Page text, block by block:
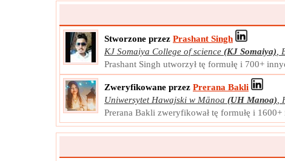
Stworzone przez Prashant Singh
KJ Somaiya College of science (KJ Somaiya)
Prashant Singh utworzył tę formułę i 700+
Zweryfikowane przez Prerana Bakli
Uniwersytet Hawajski w Mānoa (UH Manoa)
Prerana Bakli zweryfikował tę formułę i